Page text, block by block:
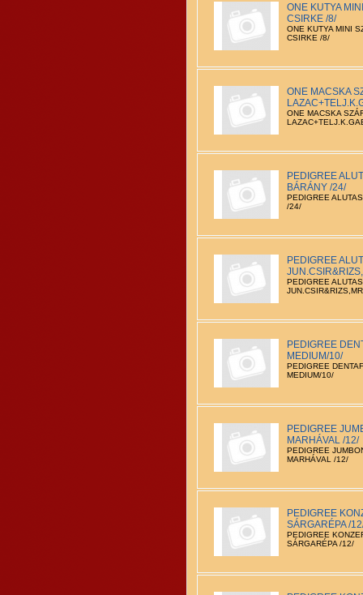
ONE KUTYA
CSIRKE /8/
ONE KUTYA MINI
CSIRKE /8/
ONE MACSKA
ONE MACSKA
PEDIGREE
BÁRÁNY /24/
PEDIGREE
/24/
PEDIGREE
PEDIGREE
PEDIGREE
MEDIUM/10/
PEDIGREE
MEDIUM/10/
PEDIGREE
MARHÁVAL /12/
PEDIGREE
MARHÁVAL /12/
PEDIGREE
SÁRGARÉPA /
PEDIGREE
SÁRGARÉPA /12/